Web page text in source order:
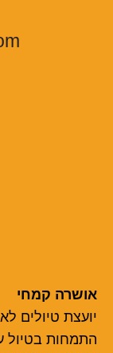
אושרה קמחי
יועצת טיולים
התמחות בטיול